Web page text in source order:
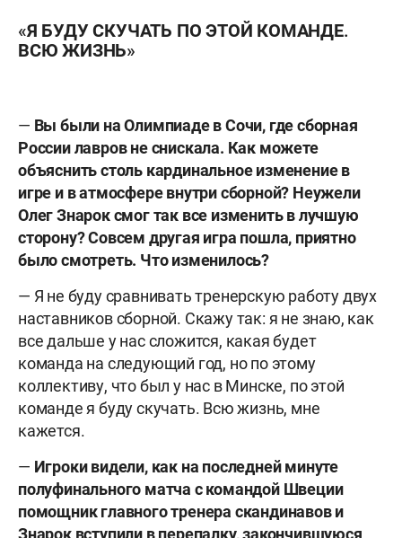
«Я БУДУ СКУЧАТЬ ПО ЭТОЙ КОМАНДЕ.
ВСЮ ЖИЗНЬ»
— Вы были на Олимпиаде в Сочи, где сборная
России лавров не снискала. Как можете
объяснить столь кардинальное изменение в
игре и в атмосфере внутри сборной? Неужели
Олег Знарок смог так все изменить в лучшую
сторону? Совсем другая игра пошла, приятно
было смотреть. Что изменилось?
— Я не буду сравнивать тренерскую работу двух
наставников сборной. Скажу так: я не знаю, как
все дальше у нас сложится, какая будет
команда на следующий год, но по этому
коллективу, что был у нас в Минске, по этой
команде я буду скучать. Всю жизнь, мне
кажется.
— Игроки видели, как на последней минуте
полуфинального матча с командой Швеции
помощник главного тренера скандинавов и
Знарок вступили в перепалку, закончившуюся